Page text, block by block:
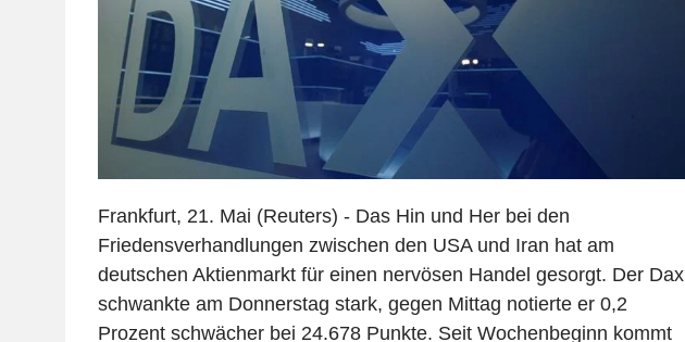
Frankfurt, 21. Mai (Reuters) - Das Hin und Her bei den
Friedensverhandlungen zwischen den USA und Iran hat am
deutschen Aktienmarkt für einen nervösen Handel gesorgt. Der Dax
schwankte am Donnerstag stark, gegen Mittag notierte er 0,2
Prozent schwächer bei 24.678 Punkte. Seit Wochenbeginn kommt